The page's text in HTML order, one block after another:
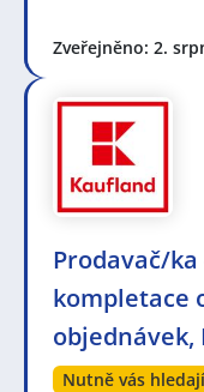
Zveřejněno: 2.
Prodavač/
kompletace
objednávek,
Nutně vás hledají